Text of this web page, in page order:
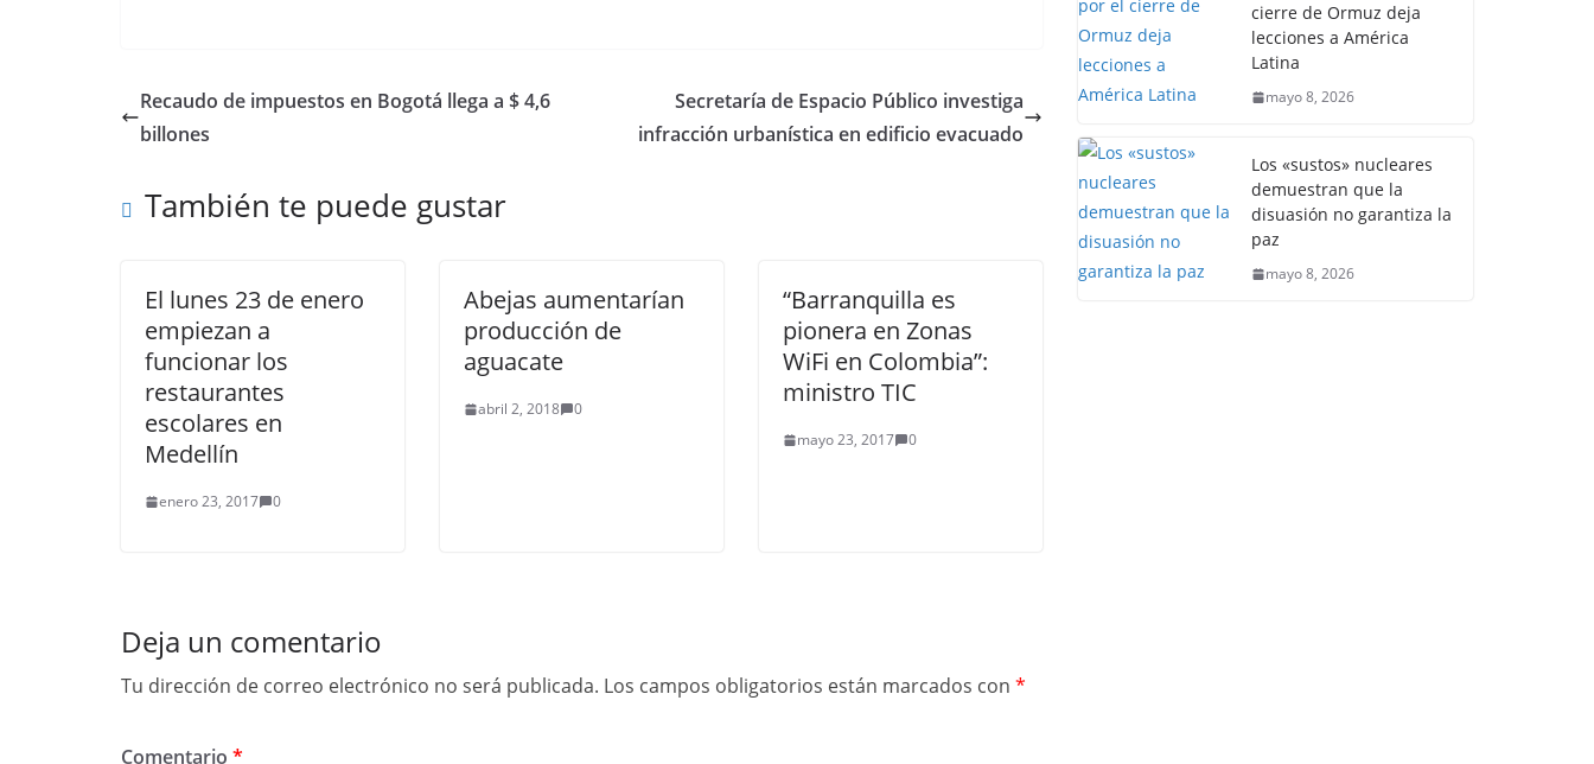
Recaudo de impuestos en Bogotá llega a $ 4,6
billones
Secretaría de Espacio Público investiga
infracción urbanística en edificio evacuado
También te puede gustar
El lunes 23 de enero
empiezan a
funcionar los
restaurantes
escolares en
Medellín
enero 23, 2017 0
Abejas aumentarían
producción de
aguacate
abril 2, 2018 0
“Barranquilla es
pionera en Zonas
WiFi en Colombia”:
ministro TIC
mayo 23, 2017 0
Deja un comentario
Tu dirección de correo electrónico no será publicada. Los campos obligatorios están marcados con *
Comentario *
cierre de Ormuz deja
lecciones a América
Latina
mayo 8, 2026
Los «sustos» nucleares
demuestran que la
disuasión no garantiza la
paz
mayo 8, 2026